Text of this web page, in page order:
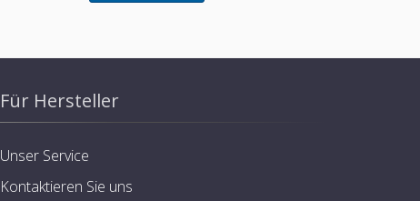
Für Hersteller
Unser Service
Kontaktieren Sie uns